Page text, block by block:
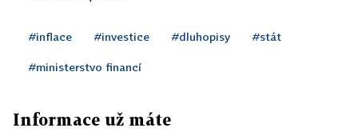
#inflace #investice #dluhopisy #stát
#ministerstvo financí
Informace už máte